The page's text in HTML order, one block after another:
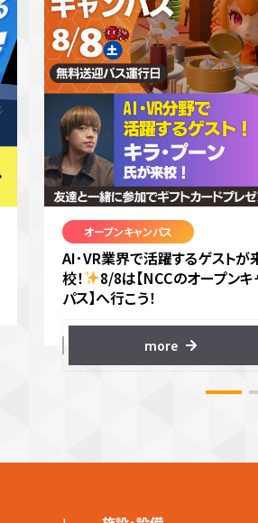
オープンキャンパス
AI･VR業界で活躍するゲストが
校！
8/8は【NCCのオープンキ
パス】へ行こう！
more